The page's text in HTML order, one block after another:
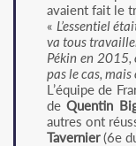
avaient fait le
« L’essentiel
va tous
Pékin en 2015,
pas le cas, mais
L’équipe de
deQuentin
autres ont
Tavernier(6e